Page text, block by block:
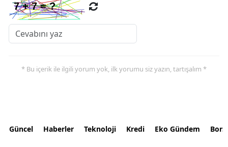
* Bu içerik ile ilgili yorum yok, ilk yorumu siz yazın, tartışalım *
Güncel Haberler Teknoloji Kredi Eko Gündem